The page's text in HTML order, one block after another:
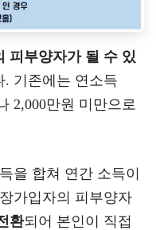
피부양자가 될 수 있
. 기존에는 연소득
2,000만원 미만으로
을 합쳐 연간 소득이
가입자의 피부양자
환되어 본인이 직접